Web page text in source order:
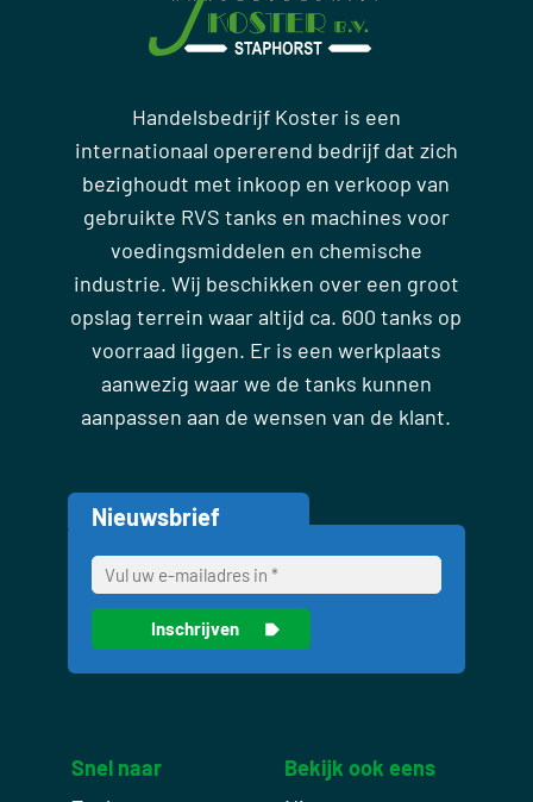
Handelsbedrijf Koster is een
internationaal opererend bedrijf dat zich
bezighoudt met inkoop en verkoop van
gebruikte RVS tanks en machines voor
voedingsmiddelen en chemische
industrie. Wij beschikken over een groot
opslag terrein waar altijd ca. 600 tanks op
voorraad liggen. Er is een werkplaats
aanwezig waar we de tanks kunnen
aanpassen aan de wensen van de klant.
Nieuwsbrief
Snel naar
Bekijk ook eens